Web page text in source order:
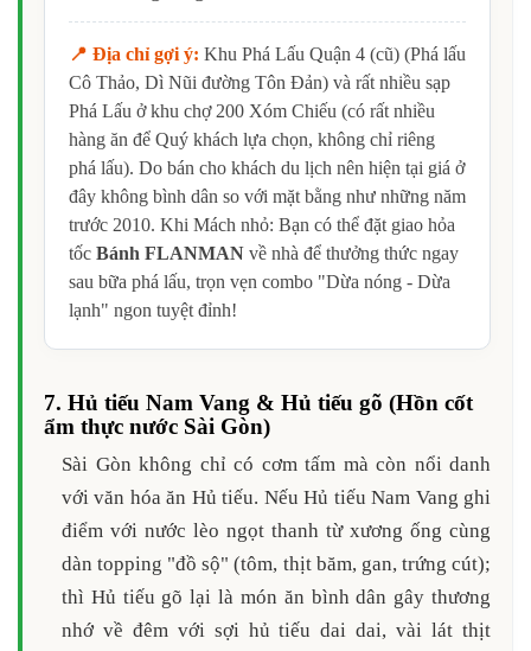
📍 Địa chỉ gợi ý: Khu Phá Lấu Quận 4 (cũ) (Phá lấu
Cô Thảo, Dì Nũi đường Tôn Đản) và rất nhiều sạp
Phá Lấu ở khu chợ 200 Xóm Chiếu (có rất nhiều
hàng ăn để Quý khách lựa chọn, không chỉ riêng
phá lấu). Do bán cho khách du lịch nên hiện tại giá ở
đây không bình dân so với mặt bằng như những năm
trước 2010. Khi Mách nhỏ: Bạn có thể đặt giao hỏa
tốc Bánh FLANMAN về nhà để thưởng thức ngay
sau bữa phá lấu, trọn vẹn combo "Dừa nóng - Dừa
lạnh" ngon tuyệt đỉnh!
7. Hủ tiếu Nam Vang & Hủ tiếu gõ (Hồn cốt
ẩm thực nước Sài Gòn)
Sài Gòn không chỉ có cơm tấm mà còn nổi danh
với văn hóa ăn Hủ tiếu. Nếu Hủ tiếu Nam Vang ghi
điểm với nước lèo ngọt thanh từ xương ống cùng
dàn topping "đồ sộ" (tôm, thịt băm, gan, trứng cút);
thì Hủ tiếu gõ lại là món ăn bình dân gây thương
nhớ về đêm với sợi hủ tiếu dai dai, vài lát thịt